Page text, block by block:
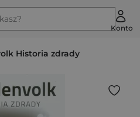
Konto
Historia zdrady